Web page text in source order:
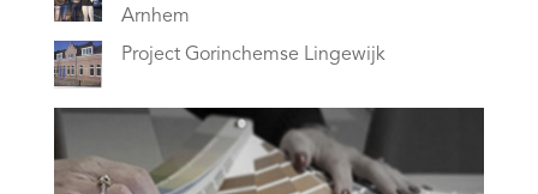
Arnhem
Project Gorinchemse Lingewijk